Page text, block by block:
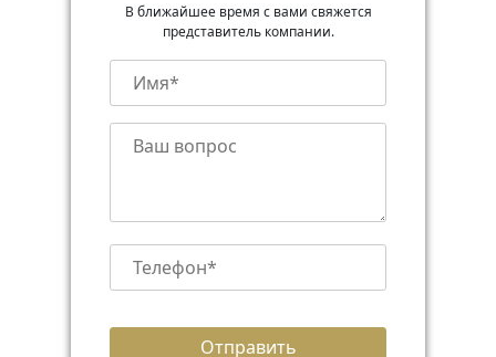
В ближайшее время с вами свяжется
представитель компании.